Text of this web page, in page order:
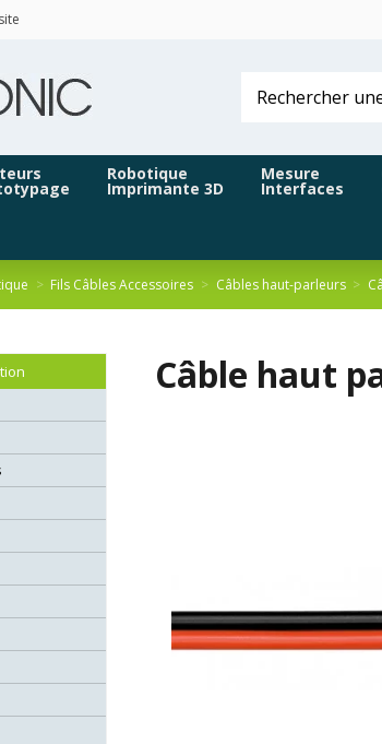
Robotique
Imprimante 3D
Mesure
Interfaces
Fils Câbles Accessoires Câbles haut-parleurs
Câble haut